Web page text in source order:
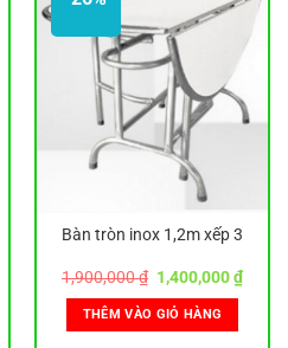
₫.
Bàn tròn inox 1,2m xếp 3
1,900,000₫ Giá
gốc
là:
1,900,000 ₫.
1,400,000₫Giá
hiện
THÊM VÀO GIỎ HÀNG